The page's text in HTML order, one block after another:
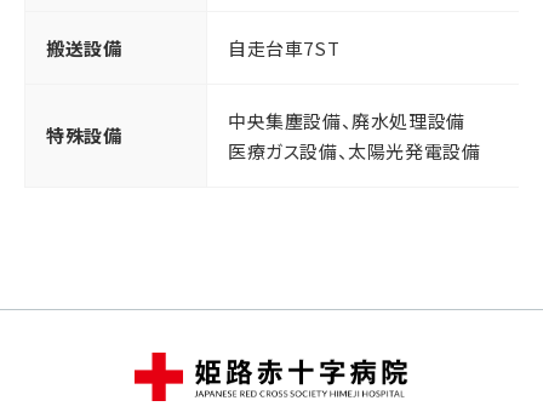
搬送設備 自走台車7ST
特殊設備
中央集塵設備、廃水処理設備
医療ガス設備、太陽光発電設備